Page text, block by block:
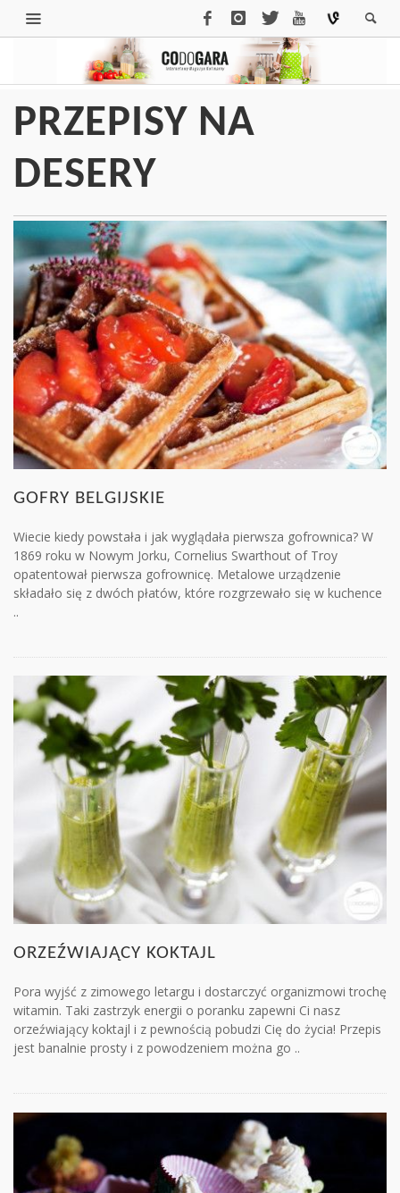
PRZEPISY NA
DESERY
GOFRY BELGIJSKIE
Wiecie kiedy powstała i jak wyglądała pierwsza gofrownica? W
1869 roku w Nowym Jorku, Cornelius Swarthout of Troy
opatentował pierwsza gofrownicę. Metalowe urządzenie
składało się z dwóch płatów, które rozgrzewało się w kuchence
..
ORZEŹWIAJĄCY KOKTAJL
Pora wyjść z zimowego letargu i dostarczyć organizmowi trochę
witamin. Taki zastrzyk energii o poranku zapewni Ci nasz
orzeźwiający koktajl i z pewnością pobudzi Cię do życia! Przepis
jest banalnie prosty i z powodzeniem można go ..